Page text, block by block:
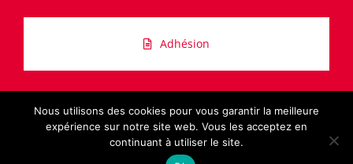
Adhésion
2026 | All Rights Reserved |
Nous utilisons des cookies pour vous garantir la meilleure
expérience sur notre site web. Vous les acceptez en
continuant à utiliser le site.